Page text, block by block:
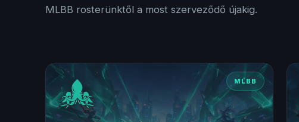
MLBB rosterünktől a most szerveződő újakig.
MLBB